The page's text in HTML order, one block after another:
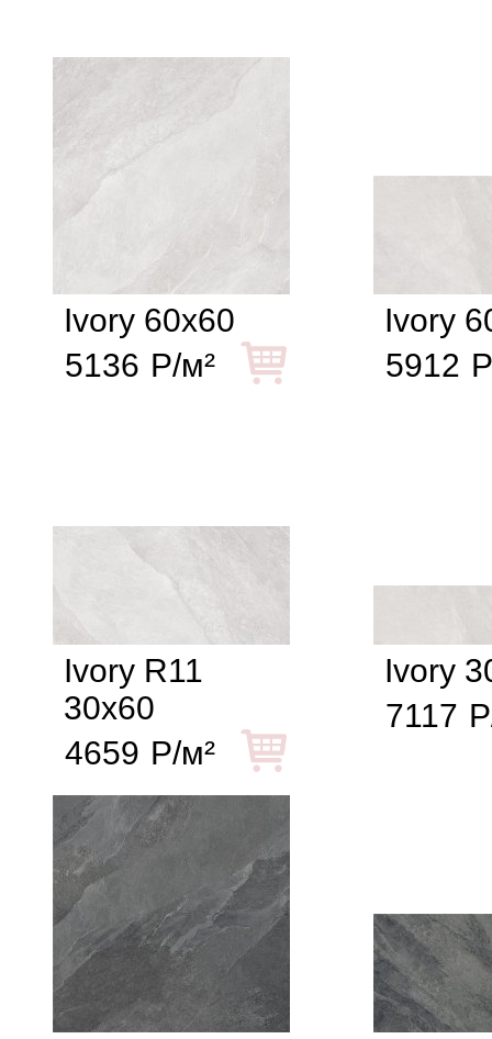
Ivory 60x60
5136 Р/м²
Ivory
5912
Ivory R11
30x60
4659 Р/м²
Ivory
7117